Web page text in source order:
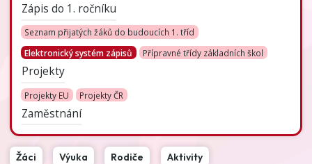
Zápis do 1. ročníku
Seznam přijatých žáků do budoucích 1. tříd
Elektronický systém zápisů
Přípravné třídy základních škol
Projekty
Projekty EU Projekty ČR
Zaměstnání
Žáci Výuka Rodiče Aktivity